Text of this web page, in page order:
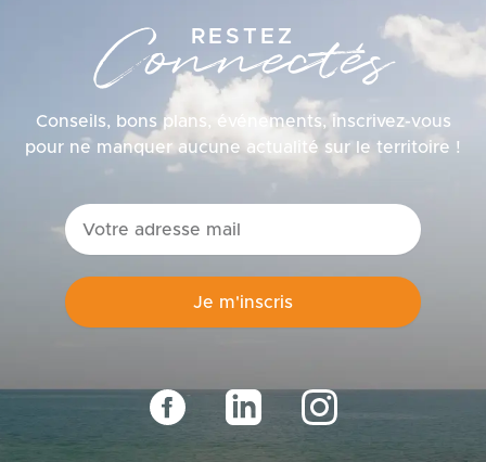
RESTEZ
Connectés
Conseils, bons plans, événements, inscrivez-vous
pour ne manquer aucune actualité sur le territoire !
Je m'inscris